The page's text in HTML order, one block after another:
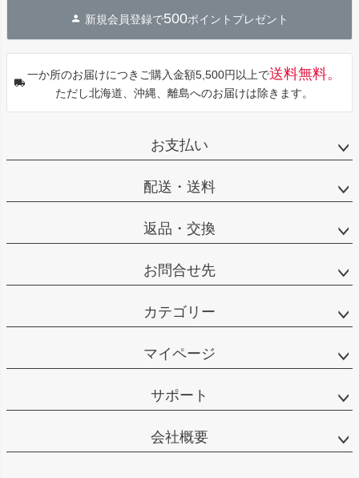
へ
新規会員登録で500ポイントプレゼント
一か所のお届けにつきご購入金額5,500円以上で送料無料。
ただし北海道、沖縄、離島へのお届けは除きます。
お支払い
配送・送料
返品・交換
お問合せ先
カテゴリー
マイページ
サポート
会社概要